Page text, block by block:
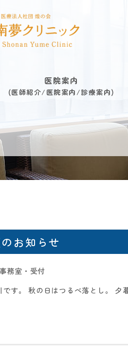
医院案内
医師紹介 医院案内 診療案内
お知らせ
事務室・受付
です。 秋の日はつるべ落とし。 夕